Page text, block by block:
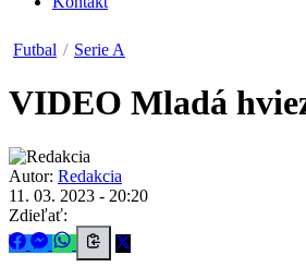
Futbal / Serie A
VIDEO Mladá
Autor: Redakcia
11. 03. 2023 - 20:20
Zdieľať: